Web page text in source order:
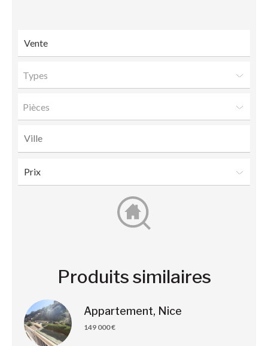
Types
Pièces
Produits similaires
Appartement, Nice
149 000 €